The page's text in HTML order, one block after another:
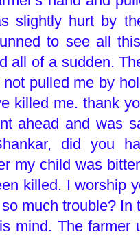
slightly hurt by
to see all
all of a sudden.
pulled me by
killed me. thank
ahead and was
did you
my child was
killed. I worship
much trouble? In
mind. The farmer